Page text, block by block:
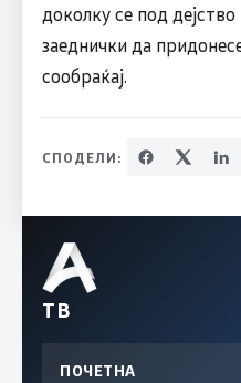
доколку се под
заеднички да
сообраќај.
СПОДЕЛИ:
ТВ
ПОЧЕТНА